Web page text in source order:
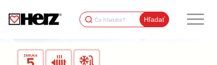
Search
for: